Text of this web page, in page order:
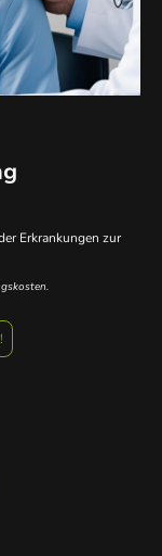
Erkrankungen zur